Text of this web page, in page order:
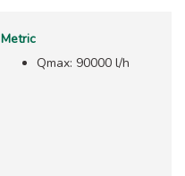
Metric
Qmax: 90000 l/h